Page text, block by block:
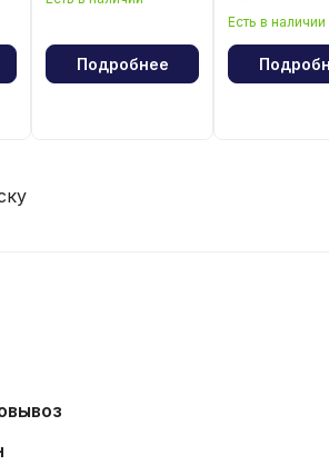
Подробнее
Есть в наличии